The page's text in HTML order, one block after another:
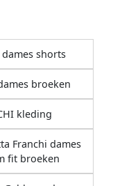
shorts
broeken
kleding
Franchi dames
fit broeken